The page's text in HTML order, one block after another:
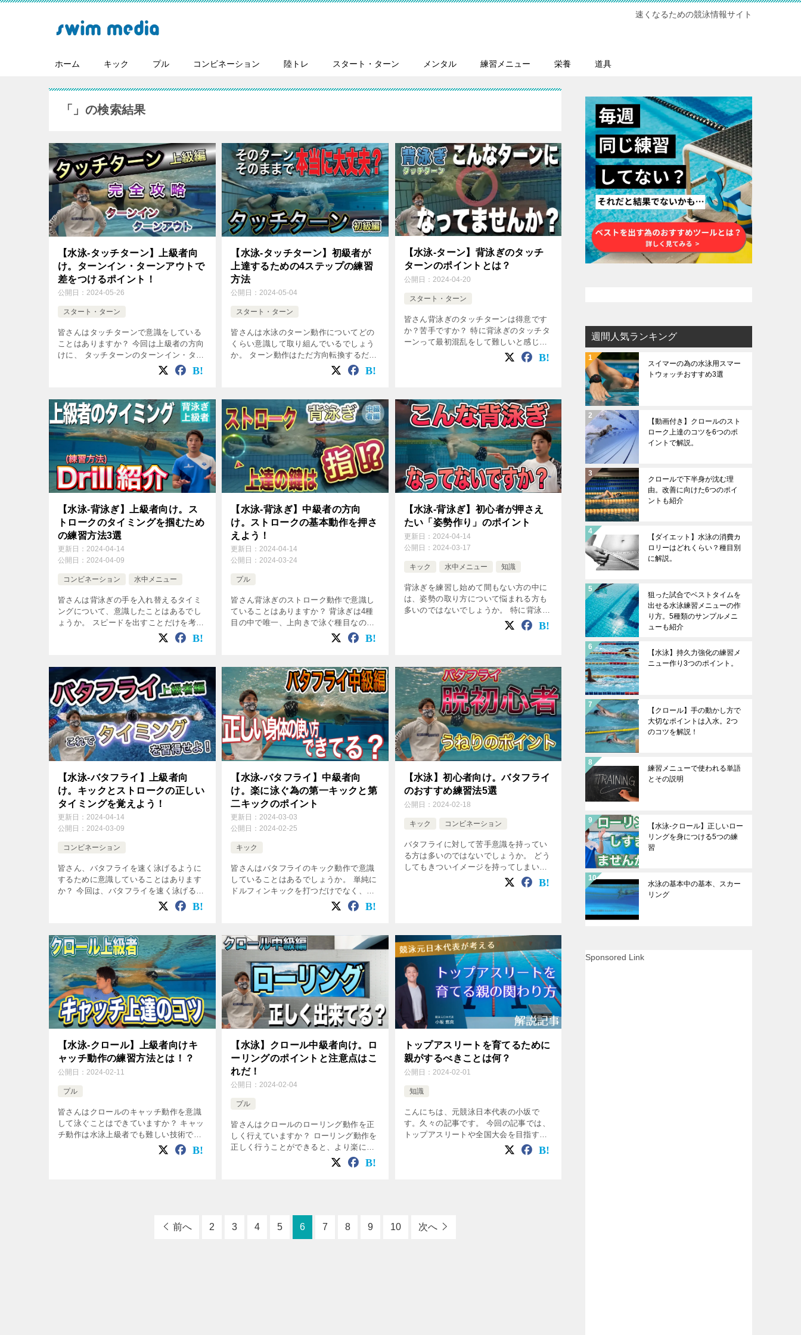
速くなるための競泳情報サイト
ホーム キック プル コンビネーション 陸トレ スタート・ターン メンタル 練習メニュー 栄養 道具
「 」の検索結果
【水泳-タッチターン】上級者向
け。ターンイン・ターンアウトで
差をつけるポイント！
公開日： 2024-05-26
スタート・ターン
皆さんはタッチターンで意識をしている
ことはありますか？ 今回は上級者の方向
けに、 タッチターンのターンイン・ター
ンアウトのポイントをご紹介します！ タ
ーンインは、ターン動作に入るまでの動
【水泳-タッチターン】初級者が
上達するための4ステップの練習
方法
公開日：2024-05-04
スタート・ターン
皆さんは水泳のターン動作についてどの
くらい意識して取り組んでいるでしょう
か。 ターン動作はただ方向転換するだけ
でいいものではなく、楽に効率的にター
ンするためにはいくつかポイントがあり
[…]
【水泳-ターン】背泳ぎのタッチ
ターンのポイントとは？
公開日： 2024-04-20
スタート・ターン
皆さん背泳ぎのタッチターンは得意です
か？苦手ですか？ 特に背泳ぎのタッチタ
ーンって最初混乱をして難しいと感じる
方も多いと思います。 そんな苦戦する方
が多い背泳ぎのタッチターンについて 今
【水泳-背泳ぎ】上級者向け。ス
トロークのタイミングを掴むため
の練習方法3選
更新日： 2024-04-14
公開日： 2024-04-09
コンビネーション 水中メニュー
皆さんは背泳ぎの手を入れ替えるタイミ
ングについて、意識したことはあるでし
ょうか。 スピードを出すことだけを考え
れば腕を速く回せば良いですが、 楽にス
ピードを出すためにはストロークの入れ
[…]
【水泳-背泳ぎ】中級者の方向
け。ストロークの基本動作を押さ
えよう！
更新日： 2024-04-14
公開日： 2024-03-24
プル
皆さん背泳ぎのストローク動作で意識し
ていることはありますか？ 背泳ぎは4種
目の中で唯一、上向きで泳ぐ種目なので
水中のストローク動作が見えないのが特
徴です。 今回はそんな背泳ぎでのストロ
[…]
【水泳-背泳ぎ】初心者が押さえ
たい「姿勢作り」のポイント
更新日： 2024-04-14
公開日： 2024-03-17
キック 水中メニュー 知識
背泳ぎを練習し始めて間もない方の中に
は、姿勢の取り方について悩まれる方も
多いのではないでしょうか。 特に背泳ぎ
は4泳法の中で唯一上向きで泳ぐ泳ぎで
す。間違った姿勢で泳いでしまうとスピ
【水泳-バタフライ】上級者向
け。キックとストロークの正しい
タイミングを覚えよう！
更新日： 2024-04-14
公開日： 2024-03-09
コンビネーション
皆さん、バタフライを速く泳げるように
するために意識していることはあります
か？ 今回は、バタフライを速く泳げるよ
うにするためのタイミングを合わせる練
習方法やコツなどをご紹介していきま
て […]
【水泳-バタフライ】中級者向
け。楽に泳ぐ為の第一キックと第
二キックのポイント
更新日： 2024-03-03
公開日： 2024-02-25
キック
皆さんはバタフライのキック動作で意識
していることはあるでしょうか。 単純に
ドルフィンキックを打つだけでなく、バ
タフライのスイムに繋げていくためにど
のようなことに注意していくと良いか 気
[…]
【水泳】初心者向け。バタフライ
のおすすめ練習法5選
公開日： 2024-02-18
キック コンビネーション
バタフライに対して苦手意識を持ってい
る方は多いのではないでしょうか。 どう
してもきついイメージを持ってしまいが
ちなバタフライですが、しっかりと泳げ
るとかっこいい種目でもあるので、 泳げ
【水泳-クロール】上級者向けキ
ャッチ動作の練習方法とは！？
公開日： 2024-02-11
プル
皆さんはクロールのキャッチ動作を意識
して泳ぐことはできていますか？ キャッ
チ動作は水泳上級者でも難しい技術です
が、キャッチ動作を正しく行うことで ク
ロールのストロークの効率を格段に高め
【水泳】クロール中級者向け。ロ
ーリングのポイントと注意点はこ
れだ！
公開日：2024-02-04
プル
皆さんはクロールのローリング動作を正
しく行えていますか？ ローリング動作を
正しく行うことができると、より楽に効
率よく泳いでいくことができます。 ロー
リングが苦手な方、やっているけど正し
トップアスリートを育てるために
親がするべきことは何？
公開日： 2024-02-01
知識
こんにちは、元競泳日本代表の小坂で
す。久々の記事です。 今回の記事では、
トップアスリートや全国大会を目指す子
を持つ親が、どういった関わり方をすべ
きか、という点について解説したいと思
前へ 2 3 4 5 6 7 8 9 10 次へ
週間人気ランキング
スイマーの為の水泳用スマー
トウォッチおすすめ3選
【動画付き】クロールのスト
ローク上達のコツを6つのポ
イントで解説。
クロールで下半身が沈む理
由。改善に向けた6つのポイ
ントも紹介
【ダイエット】水泳の消費カ
ロリーはどれくらい？種目別
に解説。
狙った試合でベストタイムを
出せる水泳練習メニューの作
り方。5種類のサンプルメニ
ューも紹介
【水泳】持久力強化の練習メ
ニュー作り3つのポイント。
【クロール】手の動かし方で
大切なポイントは入水。2つ
のコツを解説！
練習メニューで使われる単語
とその説明
【水泳-クロール】正しいロー
リングを身につける5つの練
習
水泳の基本中の基本、スカー
リング
Sponsored Link